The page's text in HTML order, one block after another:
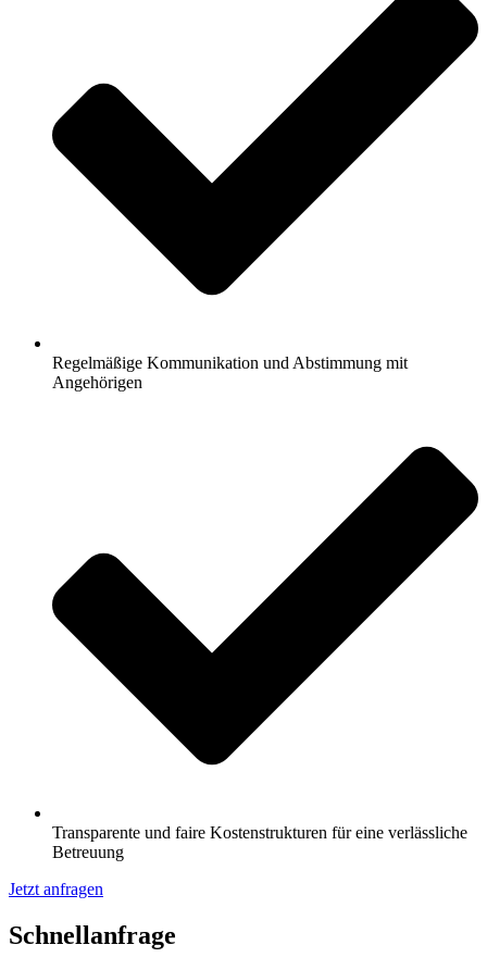
Regelmäßige Kommunikation und Abstimmung mit
Angehörigen
Transparente und faire Kostenstrukturen für eine verlässliche
Betreuung
Jetzt anfragen
Schnell­anfrage